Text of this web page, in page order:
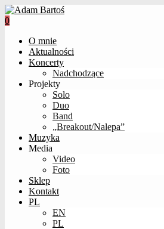
0
O mnie
Aktualności
Koncerty
Nadchodzące
Projekty
Solo
Duo
Band
„Breakout/Nalepa”
Muzyka
Media
Video
Foto
Sklep
Kontakt
PL
EN
PL